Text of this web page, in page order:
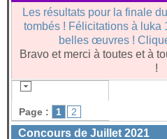
Les résultats pour la finale
tombés ! Félicitations à luka
belles œuvres !
Bravo et merci à toutes et à
!
Page : 1 2
Concours de Juillet 2021